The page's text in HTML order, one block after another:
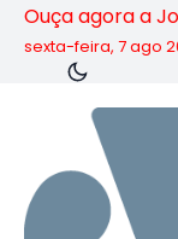
Ouça agora a
sexta-feira, 7 ago